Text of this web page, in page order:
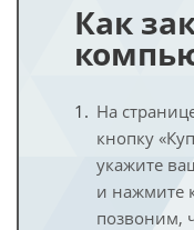
Как
На
кнопку
укажите
и нажмите
позвоним,